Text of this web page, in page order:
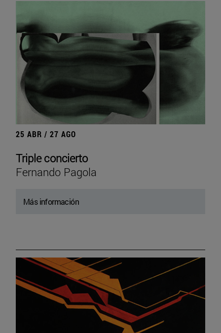
25 ABR / 27 AGO
Triple concierto
Fernando Pagola
Más información